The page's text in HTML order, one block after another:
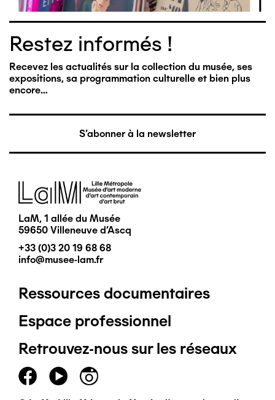
Restez informés !
Recevez les actualités sur la collection du musée, ses
expositions, sa programmation culturelle et bien plus
encore…
S'abonner à la newsletter
Image
LaM, 1 allée du Musée
59650 Villeneuve d'Ascq
+33 (0)3 20 19 68 68
info@musee-lam.fr
Pied
de
page
principal
Ressources documentaires
Espace professionnel
Retrouvez-nous sur les réseaux